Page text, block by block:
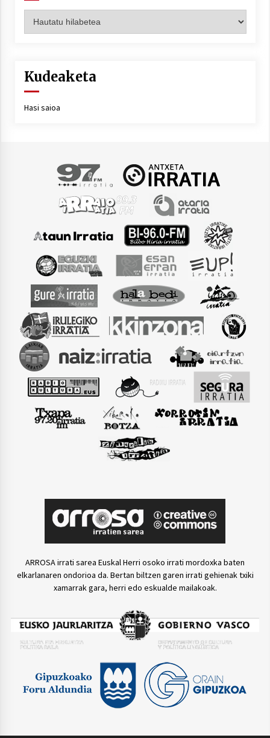
Kudeaketa
Hasi saioa
ARROSA irrati sarea Euskal Herri osoko irrati mordoxka baten
elkarlanaren ondorioa da. Bertan biltzen garen irrati gehienak txiki
xamarrak gara, herri edo eskualde mailakoak.